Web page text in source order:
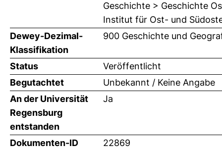
Geschichte > Geschichte
Institut für Ost- und
Dewey-Dezimal-
Klassifikation
900 Geschichte und
Status
Veröffentlicht
Begutachtet
Unbekannt / Keine Angabe
An der Universität
Regensburg
entstanden
Ja
Dokumenten-ID 22869